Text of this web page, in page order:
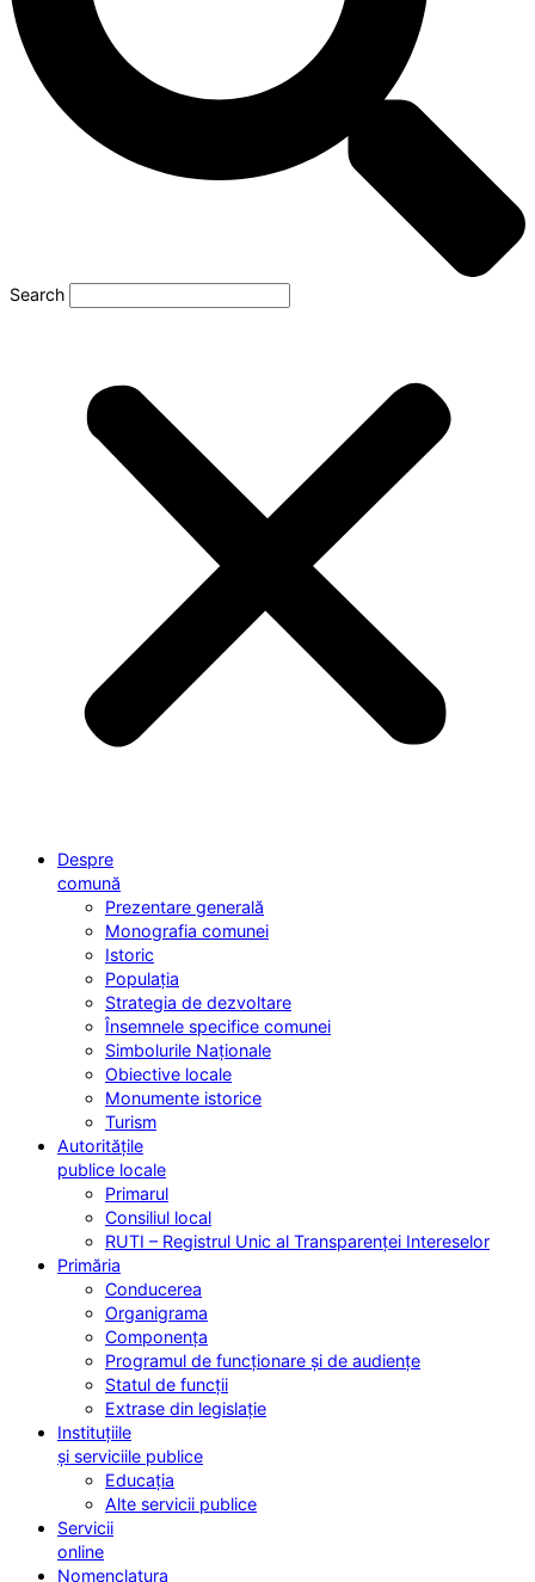
Search
Despre
comună
Prezentare generală
Monografia comunei
Istoric
Populația
Strategia de dezvoltare
Însemnele specifice comunei
Simbolurile Naționale
Obiective locale
Monumente istorice
Turism
Autoritățile
publice locale
Primarul
Consiliul local
RUTI – Registrul Unic al Transparenței Intereselor
Primăria
Conducerea
Organigrama
Componența
Programul de funcționare și de audiențe
Statul de funcții
Extrase din legislație
Instituțiile
și serviciile publice
Educația
Alte servicii publice
Servicii
online
Nomenclatura